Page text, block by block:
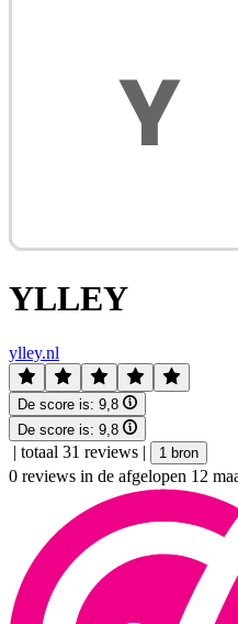
YLLEY
ylley.nl
De score is: 9,8
De score is: 9,8
| totaal 31 reviews | 1 bron
0 reviews in de afgelopen 12